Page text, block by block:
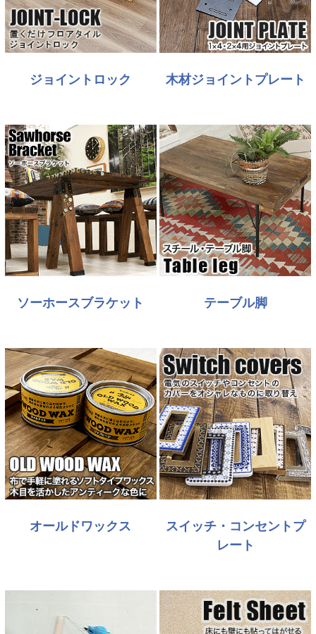
ジョイントロック 木材ジョイントプレート
ソーホースブラケット テーブル脚
オールドワックス
スイッチ・コンセントプ
レート